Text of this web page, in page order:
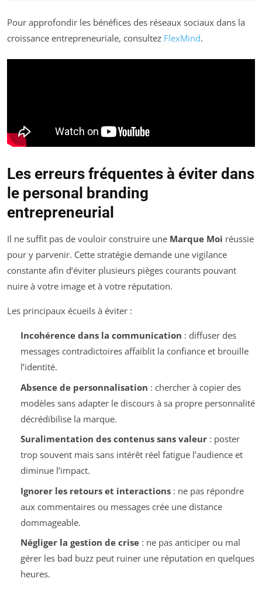
Pour approfondir les bénéfices des réseaux sociaux dans la
croissance entrepreneuriale, consultez FlexMind.
Les erreurs fréquentes à éviter dans
le personal branding
entrepreneurial
Il ne suffit pas de vouloir construire une Marque Moi réussie
pour y parvenir. Cette stratégie demande une vigilance
constante afin d’éviter plusieurs pièges courants pouvant
nuire à votre image et à votre réputation.
Les principaux écueils à éviter :
Incohérence dans la communication : diffuser des
messages contradictoires affaiblit la confiance et brouille
l’identité.
Absence de personnalisation : chercher à copier des
modèles sans adapter le discours à sa propre personnalité
décrédibilise la marque.
Suralimentation des contenus sans valeur: poster
trop souvent mais sans intérêt réel fatigue l’audience et
diminue l’impact.
Ignorer les retours et interactions: ne pas répondre
aux commentaires ou messages crée une distance
dommageable.
Négliger la gestion de crise: ne pas anticiper ou mal
gérer les bad buzz peut ruiner une réputation en quelques
heures.